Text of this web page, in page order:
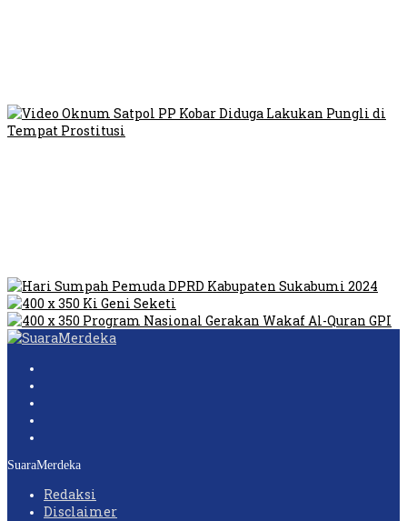
SuaraMerdeka
Redaksi
Disclaimer